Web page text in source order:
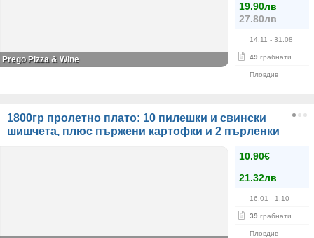
19.90лв
27.80лв
14.11 - 31.08
49 грабнати
Пловдив
Prego Pizza & Wine
1800гр пролетно плато: 10 пилешки и свински
шишчета, плюс пържени картофки и 2 пърленки
10.90€
21.32лв
16.01 - 1.10
39 грабнати
Пловдив